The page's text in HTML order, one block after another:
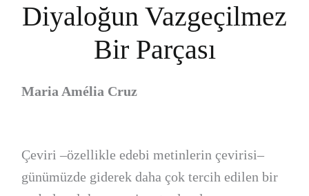
Diyaloğun Vazgeçilmez
Bir Parçası
Maria Amélia Cruz
Çeviri –özellikle edebi metinlerin çevirisi–
günümüzde giderek daha çok tercih edilen bir